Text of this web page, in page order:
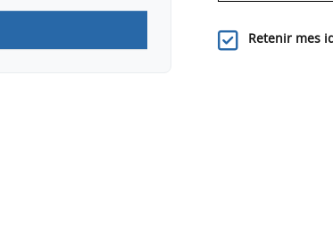
Retenir mes